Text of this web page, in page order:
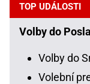
TOP UDÁLOSTI
Volby do
Volby do
Volební